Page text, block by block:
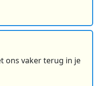
ons vaker terug in je